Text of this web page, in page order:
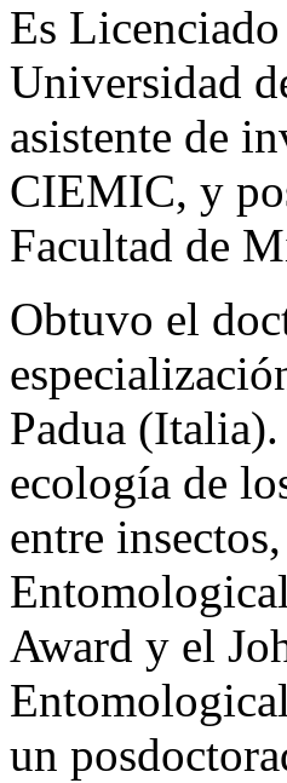
Es
Universidad
asistente de
CIEMIC, y
Facultad de
Obtuvo el
Padua
ecología de
entre
Award y el
un